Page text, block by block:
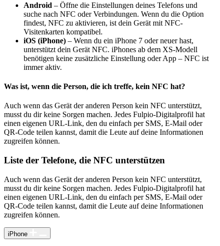
Android – Öffne die Einstellungen deines Telefons und
suche nach NFC oder Verbindungen. Wenn du die Option
findest, NFC zu aktivieren, ist dein Gerät mit NFC-
Visitenkarten kompatibel.
iOS (iPhone) – Wenn du ein iPhone 7 oder neuer hast,
unterstützt dein Gerät NFC. iPhones ab dem XS-Modell
benötigen keine zusätzliche Einstellung oder App – NFC ist
immer aktiv.
Was ist, wenn die Person, die ich treffe, kein NFC hat?
Auch wenn das Gerät der anderen Person kein NFC unterstützt,
musst du dir keine Sorgen machen. Jedes Fulpio-Digitalprofil hat
einen eigenen URL-Link, den du einfach per SMS, E-Mail oder
QR-Code teilen kannst, damit die Leute auf deine Informationen
zugreifen können.
Liste der Telefone, die NFC unterstützen
Auch wenn das Gerät der anderen Person kein NFC unterstützt,
musst du dir keine Sorgen machen. Jedes Fulpio-Digitalprofil hat
einen eigenen URL-Link, den du einfach per SMS, E-Mail oder
QR-Code teilen kannst, damit die Leute auf deine Informationen
zugreifen können.
iPhone